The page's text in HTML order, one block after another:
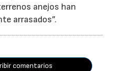
anejos han
arrasados”.
comentarios